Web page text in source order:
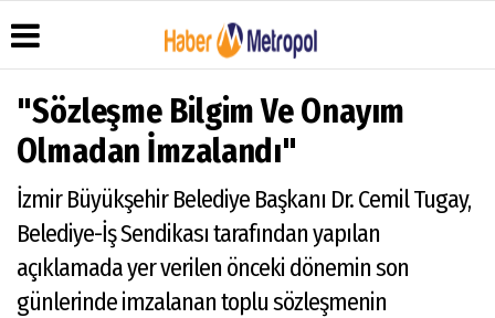
Haber
Arşivi
Gazete
Arşivi
Durumu
Anketler
Yazarları
Video
Galeri
Foto
Galeri
İletişim
Politikası
"Sözleşme Bilgim Ve Onayım
Olmadan İmzalandı"
İzmir Büyükşehir Belediye Başkanı Dr. Cemil Tugay,
Belediye-İş Sendikası tarafından yapılan
açıklamada yer verilen önceki dönemin son
günlerinde imzalanan toplu sözleşmenin